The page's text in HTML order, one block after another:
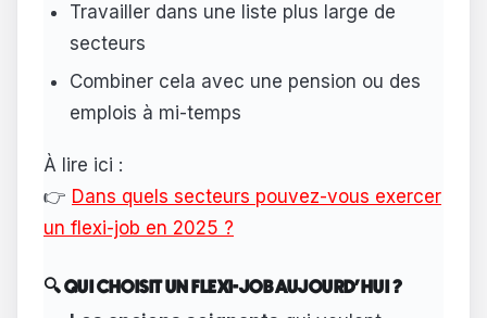
Travailler dans une liste plus large de
secteurs
Combiner cela avec une pension ou des
emplois à mi-temps
À lire ici :
👉 Dans quels secteurs pouvez-vous exercer
un flexi-job en 2025 ?
🔍 QUI CHOISIT UN FLEXI-JOB AUJOURD'HUI ?